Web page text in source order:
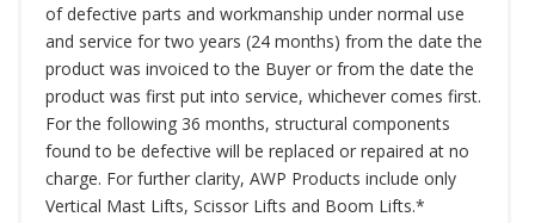
of defective parts and workmanship under normal use
and service for two years (24 months) from the date the
product was invoiced to the Buyer or from the date the
product was first put into service, whichever comes first.
For the following 36 months, structural components
found to be defective will be replaced or repaired at no
charge. For further clarity, AWP Products include only
Vertical Mast Lifts, Scissor Lifts and Boom Lifts.*